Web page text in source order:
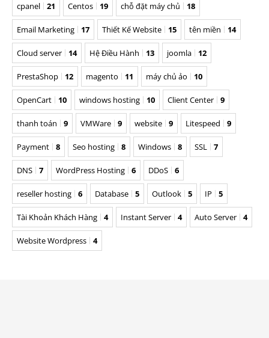
cpanel 21 Centos 19 chỗ đặt máy chủ 18
Email Marketing 17 Thiết Kế Website 15 tên miền 14
Cloud server 14 Hệ Điều Hành 13 joomla 12
PrestaShop 12 magento 11 máy chủ ảo 10
OpenCart 10 windows hosting 10 Client Center 9
thanh toán 9 VMWare 9 website 9 Litespeed 9
Payment 8 Seo hosting 8 Windows 8 SSL 7
DNS 7 WordPress Hosting 6 DDoS 6
reseller hosting 6 Database 5 Outlook 5 IP 5
Tài Khoản Khách Hàng 4 Instant Server 4 Auto Server 4
Website Wordpress 4